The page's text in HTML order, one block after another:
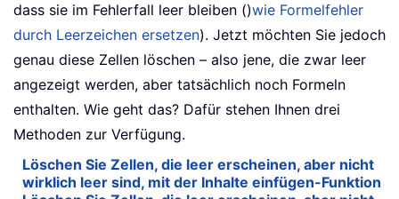
dass sie im Fehlerfall leer bleiben ()wie Formelfehler
durch Leerzeichen ersetzen). Jetzt möchten Sie jedoch
genau diese Zellen löschen – also jene, die zwar leer
angezeigt werden, aber tatsächlich noch Formeln
enthalten. Wie geht das? Dafür stehen Ihnen drei
Methoden zur Verfügung.
Löschen Sie Zellen, die leer erscheinen, aber nicht
wirklich leer sind, mit der Inhalte einfügen-Funktion